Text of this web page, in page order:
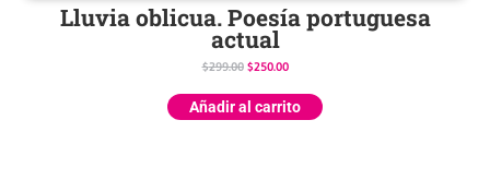
Lluvia oblicua. Poesía portuguesa
actual
$299.00 $250.00
Añadir al carrito